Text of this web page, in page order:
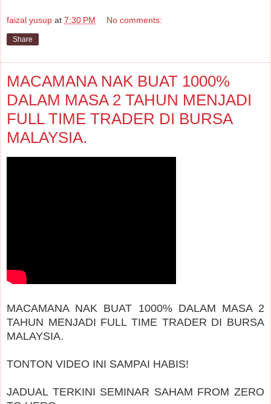
faizal yusup at 7:30 PM No comments:
Share
MACAMANA NAK BUAT 1000%
DALAM MASA 2 TAHUN MENJADI
FULL TIME TRADER DI BURSA
MALAYSIA.
MACAMANA NAK BUAT 1000% DALAM MASA 2
TAHUN MENJADI FULL TIME TRADER DI BURSA
MALAYSIA.
TONTON VIDEO INI SAMPAI HABIS!
JADUAL TERKINI SEMINAR SAHAM FROM ZERO